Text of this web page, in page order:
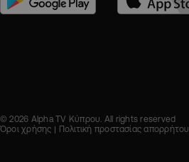
© 2026 Alpha TV Κύπρου. All rights reserved
Όροι χρήσης
Πολιτική προστασίας απορρήτου